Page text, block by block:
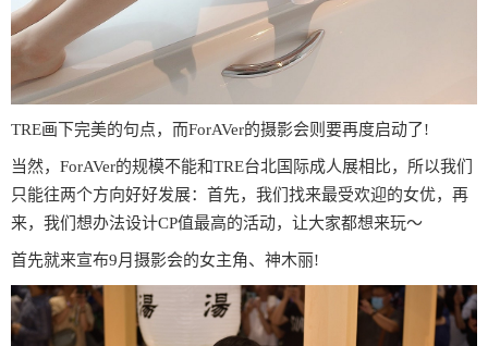
TRE画下完美的句点，而ForAVer的摄影会则要再度启动了!
当然，ForAVer的规模不能和TRE台北国际成人展相比，所以我们
只能往两个方向好好发展：首先，我们找来最受欢迎的女优，再
来，我们想办法设计CP值最高的活动，让大家都想来玩〜
首先就来宣布9月摄影会的女主角、神木丽!